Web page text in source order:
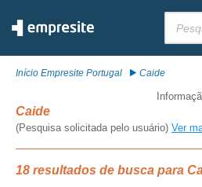
Início Empresite Portugal Caide
Caide
(Pesquisa solicitada pelo usuário) Ver
18 resultados de busca para